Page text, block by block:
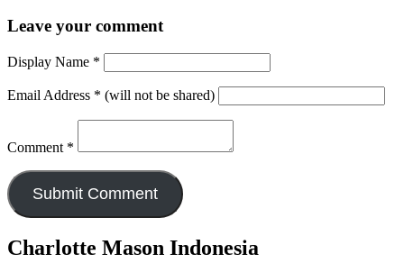
Leave your comment
Display Name *
Email Address * (will not be shared)
Comment *
Charlotte Mason Indonesia